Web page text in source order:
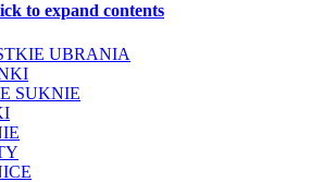
to expand contents
UBRANIA
SUKNIE